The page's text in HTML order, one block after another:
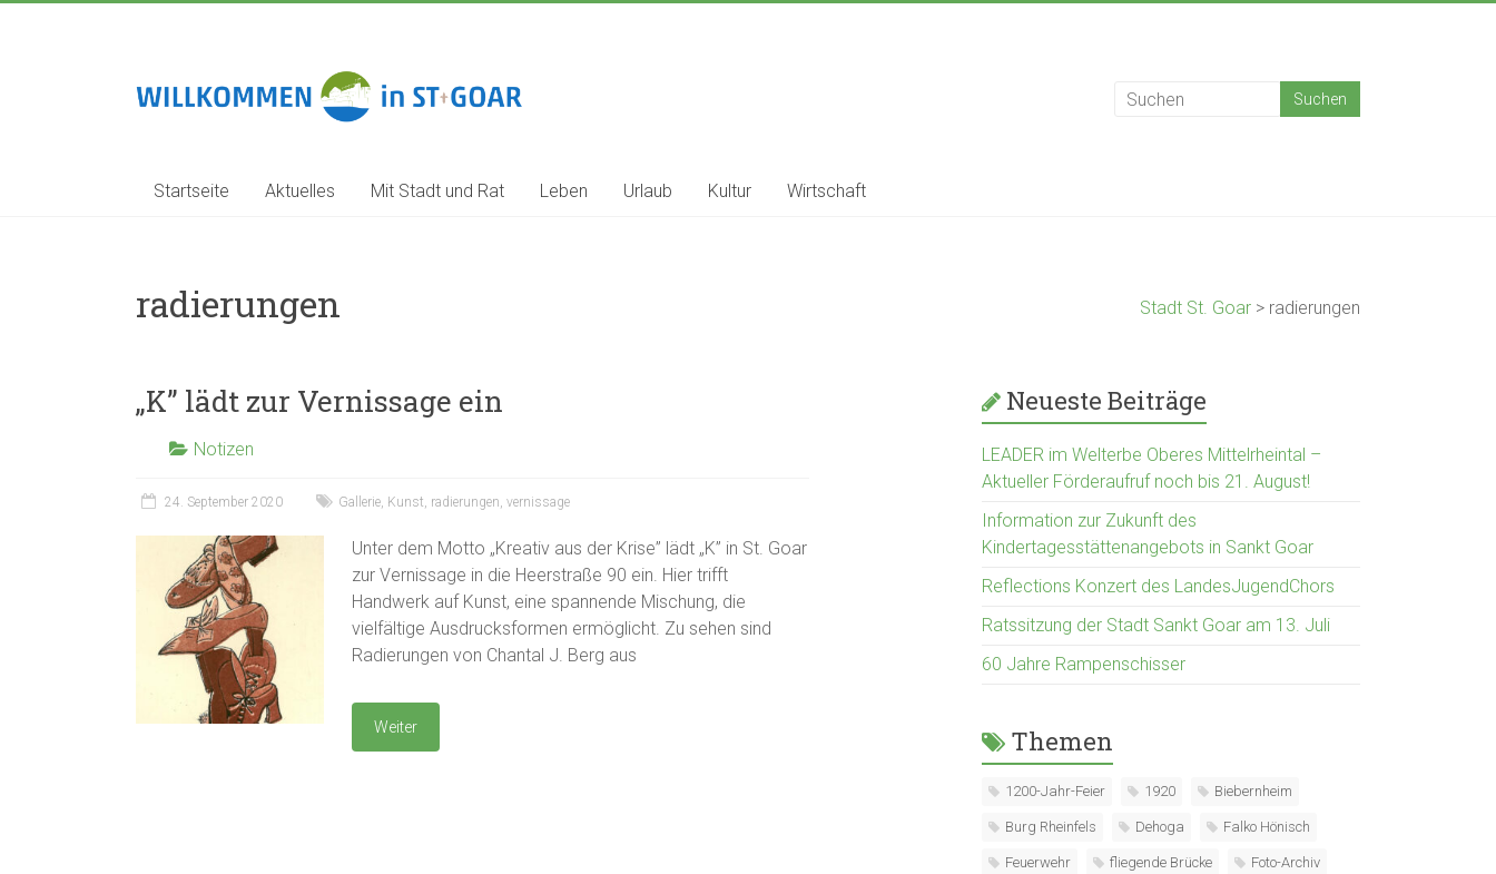
Stadt
Goar
Startseite Aktuelles Mit Stadt und Rat Leben Urlaub Kultur Wirtschaft
radierungen Stadt St. Goar > radierungen
„K” lädt zur Vernissage ein
Notizen
24. September 2020 Gallerie, Kunst, radierungen, vernissage
Unter dem Motto „Kreativ aus der Krise” lädt „K” in St. Goar
zur Vernissage in die Heerstraße 90 ein. Hier trifft
Handwerk auf Kunst, eine spannende Mischung, die
vielfältige Ausdrucksformen ermöglicht. Zu sehen sind
Radierungen von Chantal J. Berg aus
Weiter
Neueste Beiträge
LEADER im Welterbe Oberes Mittelrheintal –
Aktueller Förderaufruf noch bis 21. August!
Information zur Zukunft des
Kindertagesstättenangebots in Sankt Goar
Reflections Konzert des LandesJugendChors
Ratssitzung der Stadt Sankt Goar am 13. Juli
60 Jahre Rampenschisser
Themen
1200-Jahr-Feier 1920 Biebernheim
Burg Rheinfels Dehoga Falko Hönisch
Feuerwehr fliegende Brücke Foto-Archiv